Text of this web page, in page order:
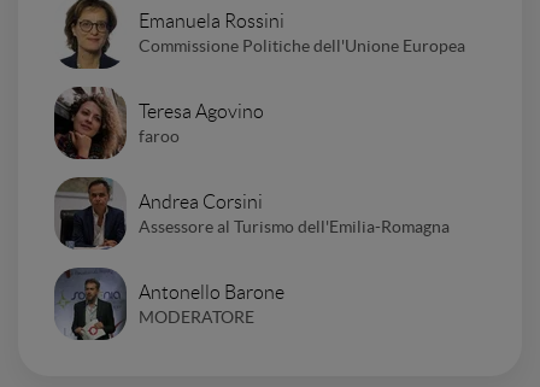
Emanuela Rossini
Commissione Politiche dell'Unione Europea
Teresa Agovino
faroo
Andrea Corsini
Assessore al Turismo dell'Emilia-Romagna
Antonello Barone
MODERATORE